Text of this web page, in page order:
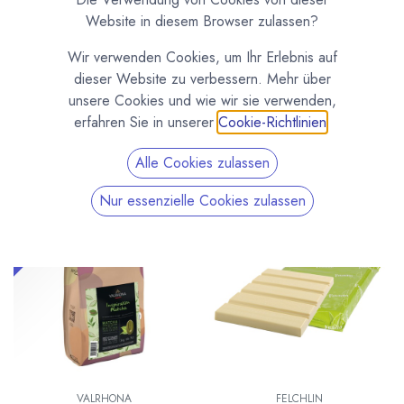
Zuckerfrei - Vegan - Blond - Ruby
Fruchtkuvertüren von Valrhona. Zuckerfreie und
zuckerreduziert Kuvertüren und verschiedene Kuvertüren mit
extra Geschmack, wie zum Beispiel Kuvertüre mit Orange
und Kuvertüre mit Haselnüssen. Außerdem Ruby Kuvertüre
von Callebaut und verschiedene Blonde Kuvertüren.
VALRHONA FELCHLIN
Website in diesem Browser zulassen?
Wir verwenden Cookies, um Ihr Erlebnis auf
dieser Website zu verbessern. Mehr über
unsere Cookies und wie wir sie verwenden,
erfahren Sie in unserer Cookie-Richtlinien
Alle Cookies zulassen
Nur essenzielle Cookies zulassen